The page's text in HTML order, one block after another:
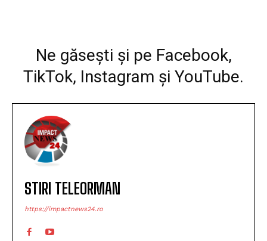
Ne găsești și pe Facebook,
TikTok, Instagram și YouTube.
STIRI TELEORMAN
https://impactnews24.ro